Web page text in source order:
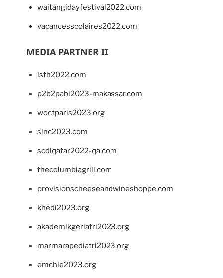
waitangidayfestival2022.com
vacancesscolaires2022.com
MEDIA PARTNER II
isth2022.com
p2b2pabi2023-makassar.com
wocfparis2023.org
sinc2023.com
scdlqatar2022-qa.com
thecolumbiagrill.com
provisionscheeseandwineshoppe.com
khedi2023.org
akademikgeriatri2023.org
marmarapediatri2023.org
emchie2023.org